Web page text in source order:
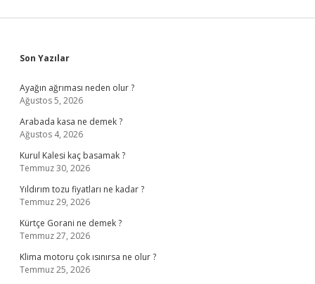
Sidebar
Son Yazılar
Ayağın ağrıması neden olur ?
Ağustos 5, 2026
Arabada kasa ne demek ?
Ağustos 4, 2026
Kurul Kalesi kaç basamak ?
Temmuz 30, 2026
Yıldırım tozu fiyatları ne kadar ?
Temmuz 29, 2026
Kürtçe Gorani ne demek ?
Temmuz 27, 2026
Klima motoru çok ısınırsa ne olur ?
Temmuz 25, 2026